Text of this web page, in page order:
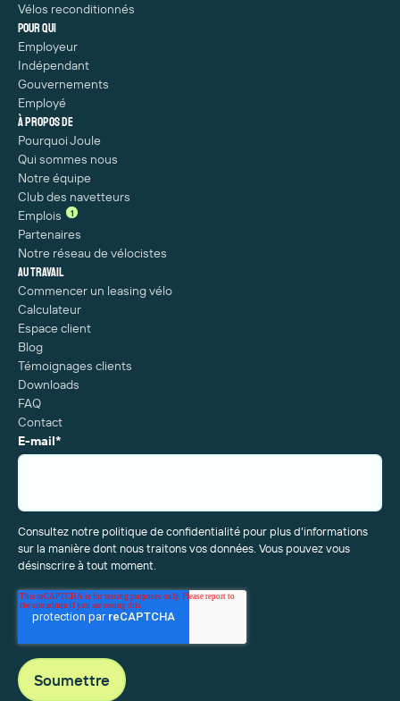
Vélos reconditionnés
Pour qui
Employeur
Indépendant
Gouvernements
Employé
À propos de
Pourquoi Joule
Qui sommes nous
Notre équipe
Club des navetteurs
Emplois
1
Partenaires
Notre réseau de vélocistes
Au travail
Commencer un leasing vélo
Calculateur
Espace client
Blog
Témoignages clients
Downloads
FAQ
Contact
E-mail*
Consultez notre politique de confidentialité pour plus d'informations
sur la manière dont nous traitons vos données. Vous pouvez vous
désinscrire à tout moment.